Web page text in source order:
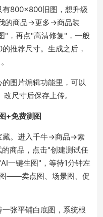
有800×800旧图，想升级
的商品->更多->商品装
"，再点"高清修复"，一般
推荐尺寸。生成之后，
图片编辑功能里，可以
尺寸后保存上传。
+免费测图
。进入千牛->商品->素
商品，点击"创建测试任
一键生图"，等待1分钟左
——卖点图、场景图、促
张平铺白底图，系统根